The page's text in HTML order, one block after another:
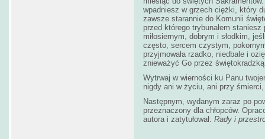
wpadniesz w grzech ciężki, który
zawsze starannie do Komunii
przed którego trybunałem
miłosiernym, dobrym i słodkim,
często, sercem czystym,
przyjmowała rzadko, niedbale i
znieważyć Go przez
Wytrwaj w wierności ku Panu
nigdy ani w życiu, ani przy
Następnym, wydanym zaraz po
przeznaczony dla chłopców.
autora i zatytułował: Rady i